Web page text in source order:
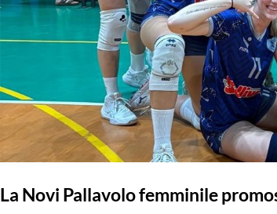
La Novi Pallavolo femminile